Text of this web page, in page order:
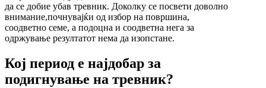
да се добие убав тревник. Доколку се посвети доволно
внимание,почнувајќи од избор на површина,
соодветно семе, а подоцна и соодветна нега за
одржување резултатот нема да изопстане.
Кој период е најдобар за
подигнување на тревник?